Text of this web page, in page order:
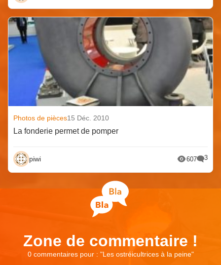
Photos de pièces15 Déc. 2010
La fonderie permet de pomper
piwi 607 3
Zone de commentaire !
0 commentaires pour : "Les ostréicultrices à la peine"